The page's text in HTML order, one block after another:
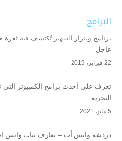
البرامج
برنامج وينرار الشهير تُكتشف فيه ثغرة
عاجل ‘
22 فبراير، 2019
تعرف على أحدث برامج الكمبيوتر
التجربة
5 مايو، 2021
دردشة واتس أب – تعارف بنات واتس